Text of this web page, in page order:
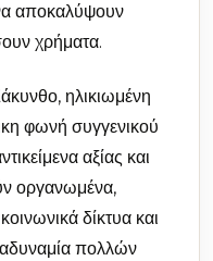
αποκαλύψουν
χρήματα.
ηλικιωμένη
φωνή συγγενικού
αξίας και
οργανωμένα,
δίκτυα και
πολλών